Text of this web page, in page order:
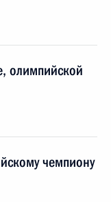
олимпийской
чемпиону